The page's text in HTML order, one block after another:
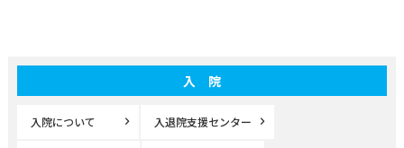
入 院
入院について 入退院支援センター